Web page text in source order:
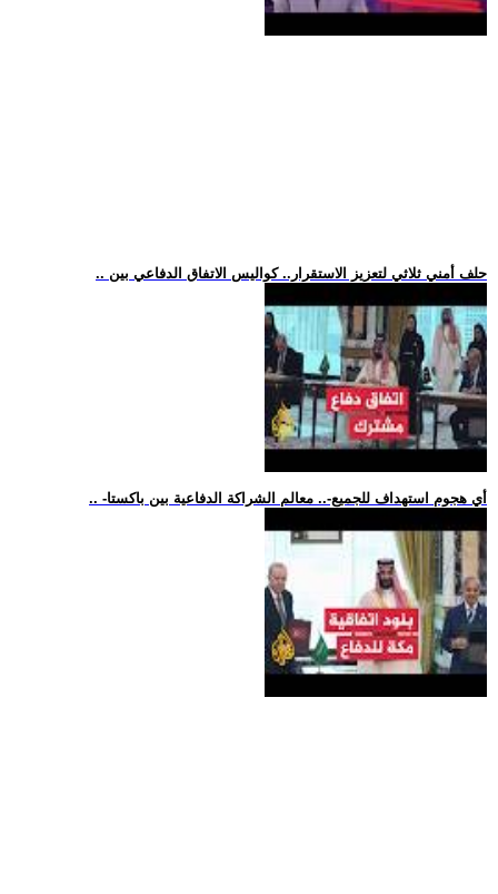
.. حلف أمني ثلاثي لتعزيز الاستقرار.. كواليس الاتفاق الدفاعي بين
.. -أي هجوم استهداف للجميع-.. معالم الشراكة الدفاعية بين باكستا